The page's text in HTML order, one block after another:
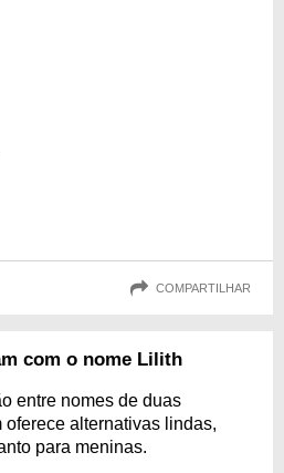
COMPARTILHAR
com o nome Lilith
entre nomes de duas
alternativas lindas,
para meninas.